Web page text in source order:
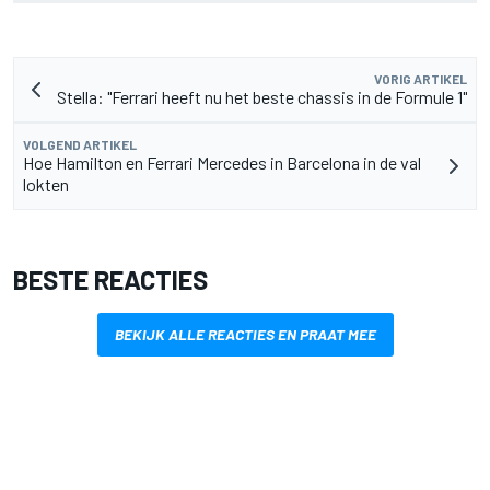
VORIG ARTIKEL
Stella: "Ferrari heeft nu het beste chassis in de Formule 1"
VOLGEND ARTIKEL
Hoe Hamilton en Ferrari Mercedes in Barcelona in de val
lokten
BESTE REACTIES
BEKIJK ALLE REACTIES EN PRAAT MEE